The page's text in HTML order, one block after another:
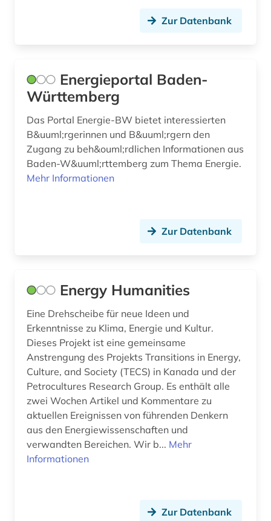
Zur Datenbank
Energieportal Baden-
Württemberg
Das Portal Energie-BW bietet interessierten
B&uuml;rgerinnen und B&uuml;rgern den
Zugang zu beh&ouml;rdlichen Informationen aus
Baden-W&uuml;rttemberg zum Thema Energie.
Mehr Informationen
Zur Datenbank
Energy Humanities
Eine Drehscheibe für neue Ideen und
Erkenntnisse zu Klima, Energie und Kultur.
Dieses Projekt ist eine gemeinsame
Anstrengung des Projekts Transitions in Energy,
Culture, and Society (TECS) in Kanada und der
Petrocultures Research Group. Es enthält alle
zwei Wochen Artikel und Kommentare zu
aktuellen Ereignissen von führenden Denkern
aus den Energiewissenschaften und
verwandten Bereichen. Wir b... Mehr
Informationen
Zur Datenbank